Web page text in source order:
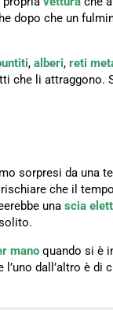
dopo che un
, alberi, reti
che li attraggono.
sorpresi da una
che il
una scia
mano quando si è
dall’altro è di